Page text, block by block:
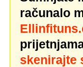
računalo
skenirajte